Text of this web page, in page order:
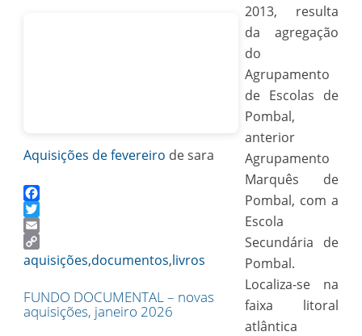
Aquisições de fevereiro de sara
Facebook
Twitter
Email
Copy
Link
aquisições,documentos,livros
FUNDO DOCUMENTAL – novas
aquisições, janeiro 2026
2013, resulta
da agregação
do
Agrupamento
de Escolas de
Pombal,
anterior
Agrupamento
Marquês de
Pombal, com a
Escola
Secundária de
Pombal.
Localiza-se na
faixa litoral
atlântica